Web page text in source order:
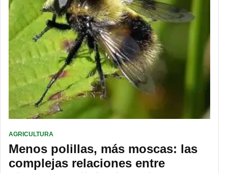
AGRICULTURA
Menos polillas, más moscas: las
complejas relaciones entre